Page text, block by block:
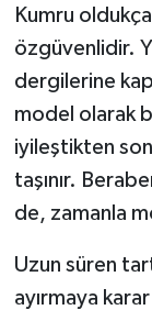
Kumru
özgüvenlidir.
dergilerine
model olarak
iyileştikten
taşınır.
de, zamanla
Uzun süren
ayırmaya